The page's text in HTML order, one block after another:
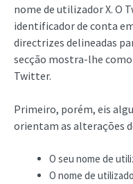
nome de utilizador X. O
identificador de conta
directrizes delineadas
secção mostra-lhe
Twitter.
Primeiro, porém, eis
orientam as alterações
O seu nome de
O nome de